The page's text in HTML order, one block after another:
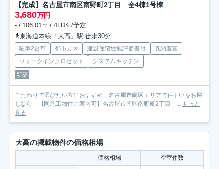
【完成】名古屋市南区南野町2丁目 全4棟1号棟
3,680万円
- / 106.01㎡ / 4LDK /予定
東海道本線「大高」駅 徒歩30分
駐車2台可 都市ガス 建設住宅性能評価書付
収納豊富
ウォークインクロゼット
システムキッチン
新築
こだわりで選びたい方におすすめ。名古屋市南区エリアで住まいをお探
しなら「【同施工物件ご案内可】名古屋市南区南野町2丁目 ... もっと
見る
大高の掲載物件の価格相場
価格相場 空室件数